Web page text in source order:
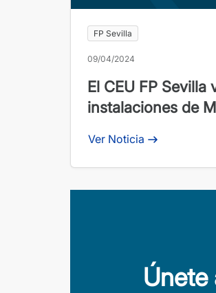
FP Sevilla
09/04/2024
El CEU FP Sevilla
instalaciones de
Ver Noticia
Únete